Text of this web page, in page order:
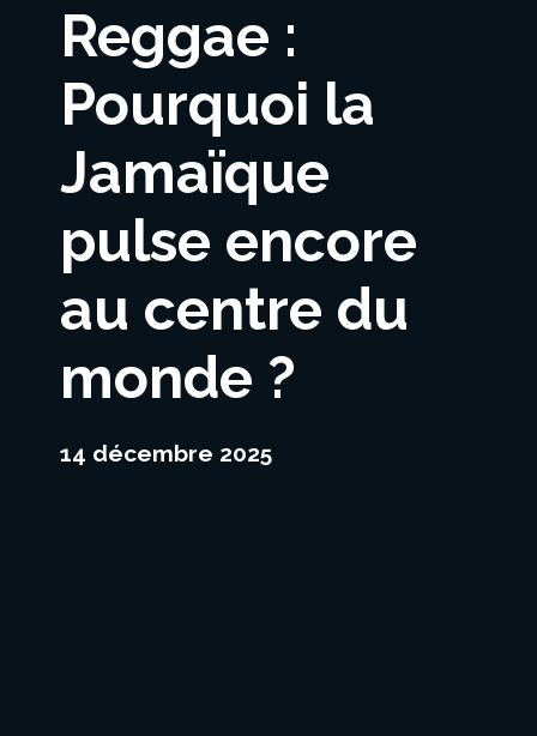
Reggae :
Pourquoi la
Jamaïque
pulse encore
au centre du
monde ?
14 décembre 2025